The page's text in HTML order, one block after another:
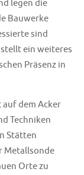
legen die
Bauwerke
sind
ein weiteres
Präsenz in
dem Acker
Techniken
Stätten
Metallsonde
Orte zu